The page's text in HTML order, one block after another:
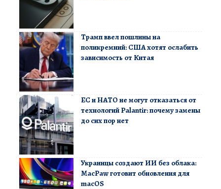
Трамп ввел пошлины на
поликремний: США хотят ослабить
зависимость от Китая
ЕС и НАТО не могут отказаться от
технологий Palantir: почему замены
до сих пор нет
Украинцы создают ИИ без облака:
MacPaw готовит обновления для
macOS